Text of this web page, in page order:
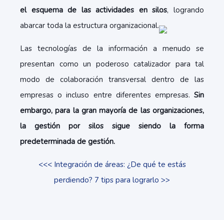
el esquema de las actividades en silos, logrando
abarcar toda la estructura organizacional.
Las tecnologías de la información a menudo se
presentan como un poderoso catalizador para tal
modo de colaboración transversal dentro de las
empresas o incluso entre diferentes empresas. Sin
embargo, para la gran mayoría de las organizaciones,
la gestión por silos sigue siendo la forma
predeterminada de gestión.
<<< Integración de áreas: ¿De qué te estás
perdiendo? 7 tips para lograrlo >>